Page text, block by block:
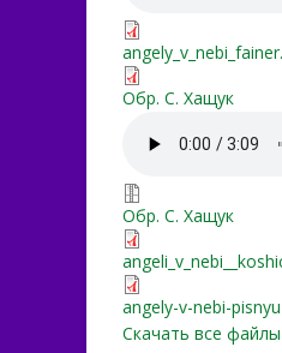
Обр. С. Хащук
Обр. С. Хащук
angely-v-
angely-v-nebi-
Скачать все файлы